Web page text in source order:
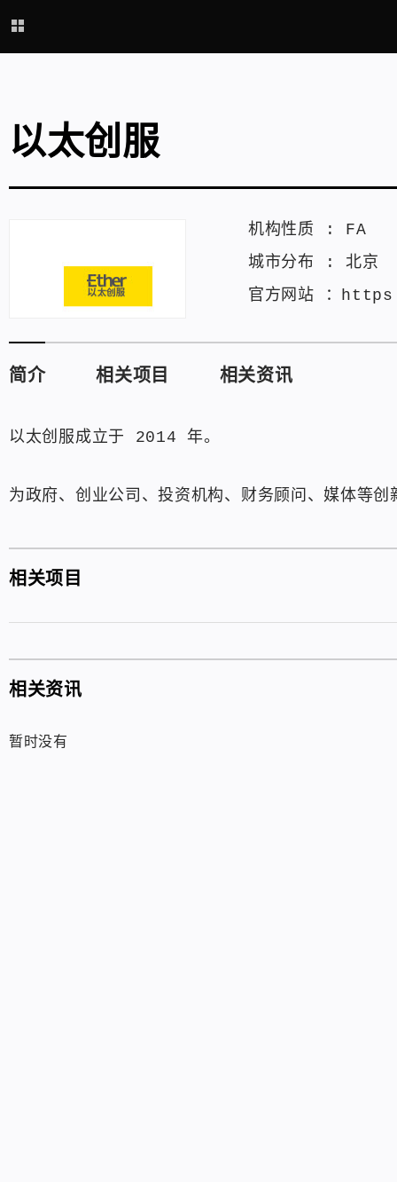
以太创服
机构性质 : FA
城市分布 : 北京
官方网站 ：
简介 相关项目 相关资讯
以太创服成立于 2014 年。
为政府、创业公司、投资机构、财务顾问、媒体等
相关项目
相关资讯
暂时没有